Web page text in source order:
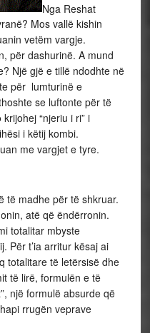
Nga Reshat
Mos vallë kishin
vetëm vargje.
për dashurinë. A mund
Një gjë e tillë ndodhte në
për lumturinë e
se luftonte për të
“njeriu i ri” i
i këtij kombi.
me vargjet e tyre.
të madhe për të shkruar.
atë që ëndërronin.
totalitar mbyste
Për t’ia arritur kësaj ai
totalitare të letërsisë dhe
të lirë, formulën e të
një formulë absurde që
rrugën veprave